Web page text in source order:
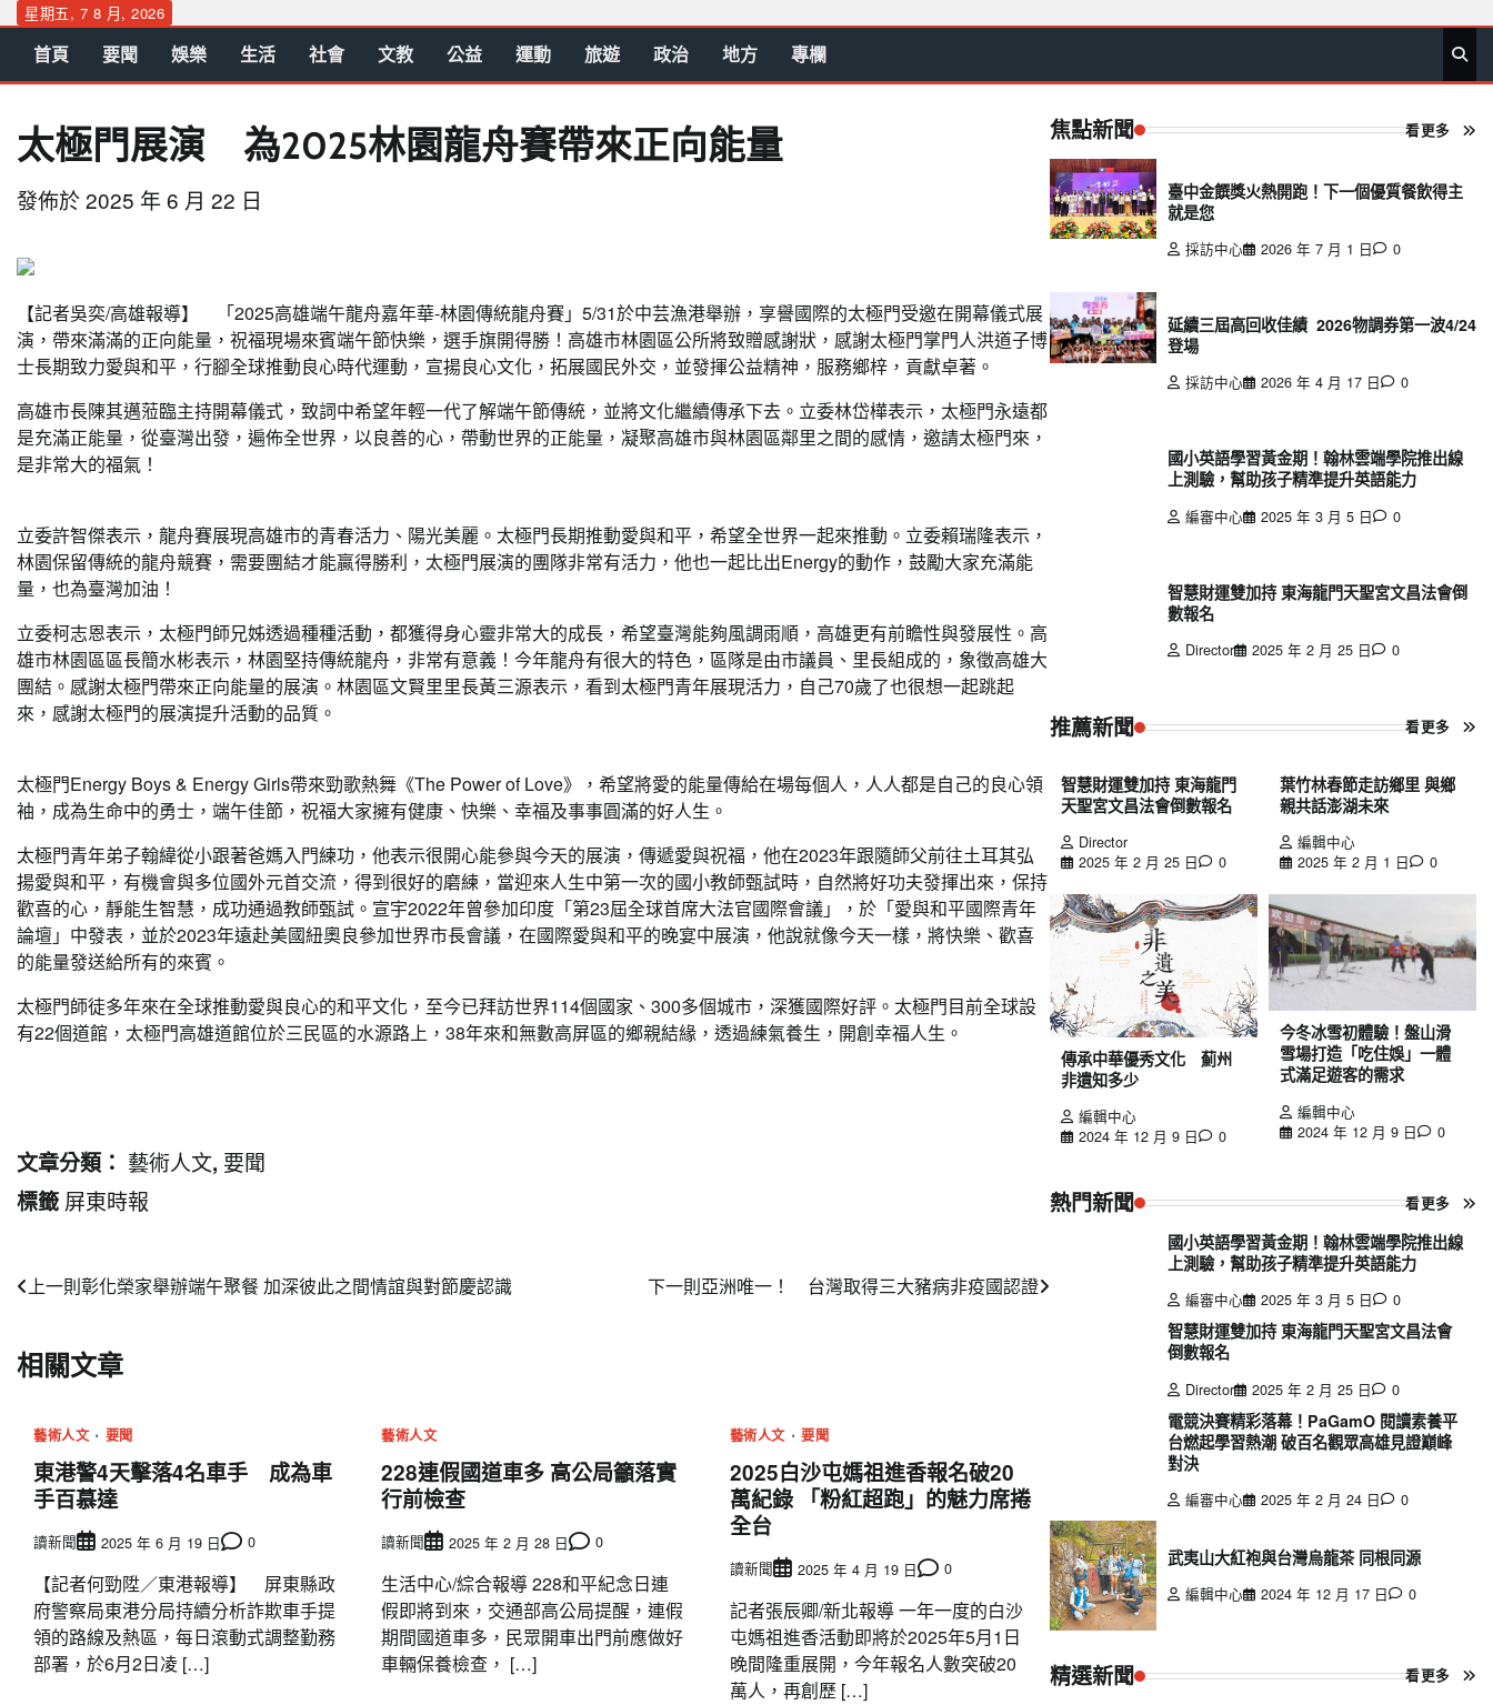
Skip
content
星期五, 7 8 月, 2026
首 要 娛 生 社 文 公 運 旅 政 地
方
專
欄
首頁 要聞 娛樂 生活 社會 文教 公益 運動 旅遊 政治 地方 專欄
太極門展演 為2025林園龍舟賽帶來正向能量
發佈於2025 年 6 月 22 日
【記者吳奕/高雄報導】 「2025高雄端午龍舟嘉年華-林園傳統龍舟賽」5/31於中芸漁港舉辦，享譽國際的太極門受邀在開幕儀式展
演，帶來滿滿的正向能量，祝福現場來賓端午節快樂，選手旗開得勝！高雄市林園區公所將致贈感謝狀，感謝太極門掌門人洪道子博
士長期致力愛與和平，行腳全球推動良心時代運動，宣揚良心文化，拓展國民外交，並發揮公益精神，服務鄉梓，貢獻卓著。
高雄市長陳其邁蒞臨主持開幕儀式，致詞中希望年輕一代了解端午節傳統，並將文化繼續傳承下去。立委林岱樺表示，太極門永遠都
是充滿正能量，從臺灣出發，遍佈全世界，以良善的心，帶動世界的正能量，凝聚高雄市與林園區鄰里之間的感情，邀請太極門來，
是非常大的福氣！
立委許智傑表示，龍舟賽展現高雄市的青春活力、陽光美麗。太極門長期推動愛與和平，希望全世界一起來推動。立委賴瑞隆表示，
林園保留傳統的龍舟競賽，需要團結才能贏得勝利，太極門展演的團隊非常有活力，他也一起比出Energy的動作，鼓勵大家充滿能
量，也為臺灣加油！
立委柯志恩表示，太極門師兄姊透過種種活動，都獲得身心靈非常大的成長，希望臺灣能夠風調雨順，高雄更有前瞻性與發展性。高
雄市林園區區長簡水彬表示，林園堅持傳統龍舟，非常有意義！今年龍舟有很大的特色，區隊是由市議員、里長組成的，象徵高雄大
團結。感謝太極門帶來正向能量的展演。林園區文賢里里長黃三源表示，看到太極門青年展現活力，自己70歲了也很想一起跳起
來，感謝太極門的展演提升活動的品質。
太極門Energy Boys & Energy Girls帶來勁歌熱舞《The Power of Love》，希望將愛的能量傳給在場每個人，人人都是自己的良心領
袖，成為生命中的勇士，端午佳節，祝福大家擁有健康、快樂、幸福及事事圓滿的好人生。
太極門青年弟子翰緯從小跟著爸媽入門練功，他表示很開心能參與今天的展演，傳遞愛與祝福，他在2023年跟隨師父前往土耳其弘
揚愛與和平，有機會與多位國外元首交流，得到很好的磨練，當迎來人生中第一次的國小教師甄試時，自然將好功夫發揮出來，保持
歡喜的心，靜能生智慧，成功通過教師甄試。宣宇2022年曾參加印度「第23屆全球首席大法官國際會議」，於「愛與和平國際青年
論壇」中發表，並於2023年遠赴美國紐奧良參加世界市長會議，在國際愛與和平的晚宴中展演，他說就像今天一樣，將快樂、歡喜
的能量發送給所有的來賓。
太極門師徒多年來在全球推動愛與良心的和平文化，至今已拜訪世界114個國家、300多個城市，深獲國際好評。太極門目前全球設
有22個道館，太極門高雄道館位於三民區的水源路上，38年來和無數高屏區的鄉親結緣，透過練氣養生，開創幸福人生。
文章分類： 藝術人文, 要聞
標籤 屏東時報
文
導
上一則彰化榮家舉辦端午聚餐 加深彼此之間情誼與對節慶認識 下一則亞洲唯一！ 台灣取得三大豬病非疫國認證
相關文章
藝術人文 要聞
東港警4天擊落4名車手 成為車
手百慕達
讀新聞 2025 年 6 月 19 日 0
【記者何勁陞／東港報導】 屏東縣政
府警察局東港分局持續分析詐欺車手提
領的路線及熱區，每日滾動式調整勤務
部署，於6月2日凌 […]
藝術人文
228連假國道車多 高公局籲落實
行前檢查
讀新聞 2025 年 2 月 28 日 0
生活中心/綜合報導 228和平紀念日連
假即將到來，交通部高公局提醒，連假
期間國道車多，民眾開車出門前應做好
車輛保養檢查， […]
藝術人文 要聞
2025白沙屯媽祖進香報名破20
萬紀錄 「粉紅超跑」的魅力席捲
全台
讀新聞 2025 年 4 月 19 日 0
記者張辰卿/新北報導 一年一度的白沙
屯媽祖進香活動即將於2025年5月1日
晚間隆重展開，今年報名人數突破20
萬人，再創歷 […]
焦點新聞 看更多
臺中金饌獎火熱開跑！下一個優質餐飲得主
就是您
採訪中心 2026 年 7 月 1 日 0
延續三屆高回收佳績 2026物調券第一波4/24
登場
採訪中心 2026 年 4 月 17 日 0
國小英語學習黃金期！翰林雲端學院推出線
上測驗，幫助孩子精準提升英語能力
編審中心 2025 年 3 月 5 日 0
智慧財運雙加持 東海龍門天聖宮文昌法會倒
數報名
Director 2025 年 2 月 25 日 0
推薦新聞 看更多
智慧財運雙加持 東海龍門
天聖宮文昌法會倒數報名
Director
2025 年 2 月 25 日
0
葉竹林春節走訪鄉里 與鄉
親共話澎湖未來
編輯中心
2025 年 2 月 1 日
0
傳承中華優秀文化 薊州
非遺知多少
編輯中心
2024 年 12 月 9 日
0
今冬冰雪初體驗！盤山滑
雪場打造「吃住娛」一體
式滿足遊客的需求
編輯中心
2024 年 12 月 9 日
0
熱門新聞 看更多
國小英語學習黃金期！翰林雲端學院推出線
上測驗，幫助孩子精準提升英語能力
編審中心 2025 年 3 月 5 日 0
智慧財運雙加持 東海龍門天聖宮文昌法會
倒數報名
Director 2025 年 2 月 25 日 0
電競決賽精彩落幕！PaGamO 閱讀素養平
台燃起學習熱潮 破百名觀眾高雄見證巔峰
對決
編審中心 2025 年 2 月 24 日 0
武夷山大紅袍與台灣烏龍茶 同根同源
編輯中心 2024 年 12 月 17 日 0
精選新聞 看更多